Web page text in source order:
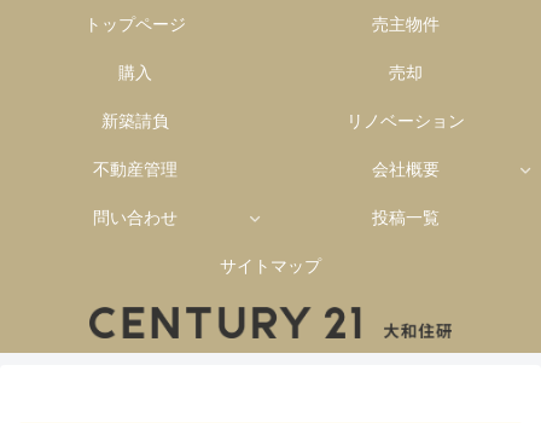
トップページ 売主物件
購入 売却
新築請負 リノベーション
不動産管理 会社概要
問い合わせ 投稿一覧
サイトマップ